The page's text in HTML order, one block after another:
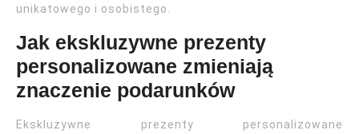
unikatowego i osobistego.
Jak ekskluzywne prezenty
personalizowane zmieniają
znaczenie podarunków
Ekskluzywne prezenty personalizowane